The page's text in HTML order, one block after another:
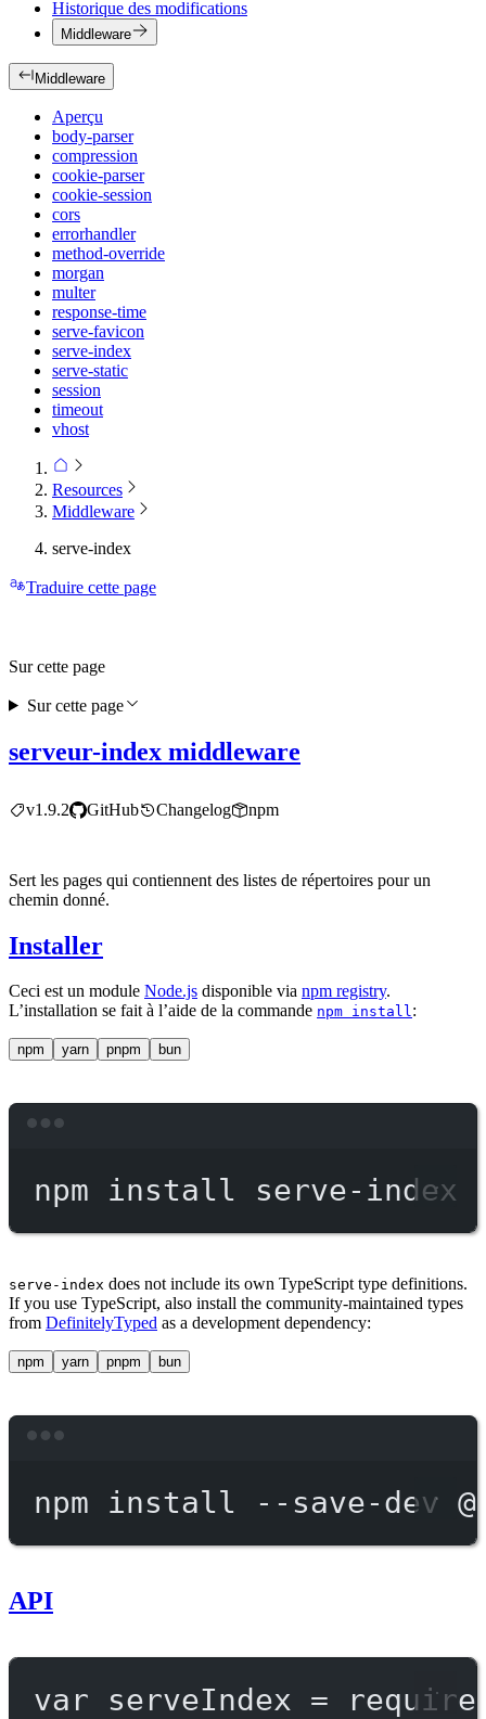
Historique des modifications
Middleware
Middleware
Aperçu
body-parser
compression
cookie-parser
cookie-session
cors
errorhandler
method-override
morgan
multer
response-time
serve-favicon
serve-index
serve-static
session
timeout
vhost
Resources
Middleware
serve-index
Traduire cette page
serveur-index middleware
v1.9.2 GitHub Changelog npm
Sert les pages qui contiennent des listes de répertoires pour un
chemin donné.
Installer
Ceci est un module Node.js disponible via npm registry.
L’installation se fait à l’aide de la commande npm install:
npm yarn pnpm bun
npm install serve-index
serve-index does not include its own TypeScript type definitions.
If you use TypeScript, also install the community-maintained types
from DefinitelyTyped as a development dependency:
npm yarn pnpm bun
npm install --save-dev
API
var serveIndex = require
Sur cette page
Sur cette page